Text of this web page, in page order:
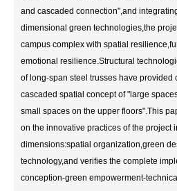
and cascaded connection",and
dimensional green technologies,the
campus complex with spatial
emotional resilience.Structural
of long-span steel trusses have provided
cascaded spatial concept of "large
small spaces on the upper floors".This
on the innovative practices of the project
dimensions:spatial organization,green
technology,and verifies the complete
conception-green empowerment-